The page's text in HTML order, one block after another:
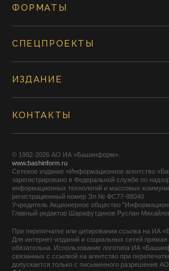
ФОРМАТЫ
СПЕЦПРОЕКТЫ
ИЗДАНИЕ
КОНТАКТЫ
© 1992-2026 АО ИА «Башинформ».
www.bashinform.ru
Сетевое издание «Информационное агентство
зарегистрировано в Федеральной службе по
информационных технологий и массовых
регистрационный номер Эл № ФС77-88040
Учредитель Акционерное общество
Главный редактор Шарафутдинов Руслан
При перепечатке или цитировании ссылка на ИА
Для интернет-изданий и социальных сетей прямая
обязательна. Использование логотипа ИА
связанных с ссылкой на агентство при
допускается только с письменного разрешения